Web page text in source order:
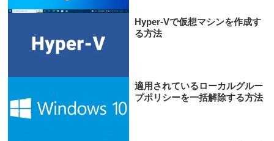
Hyper-Vで仮想マシンを作成す
る方法
適用されているローカルグルー
プポリシーを一括解除する方法